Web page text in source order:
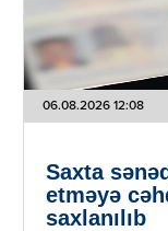
06.08.2026 12:08
Saxta
etməyə
saxlanılıb